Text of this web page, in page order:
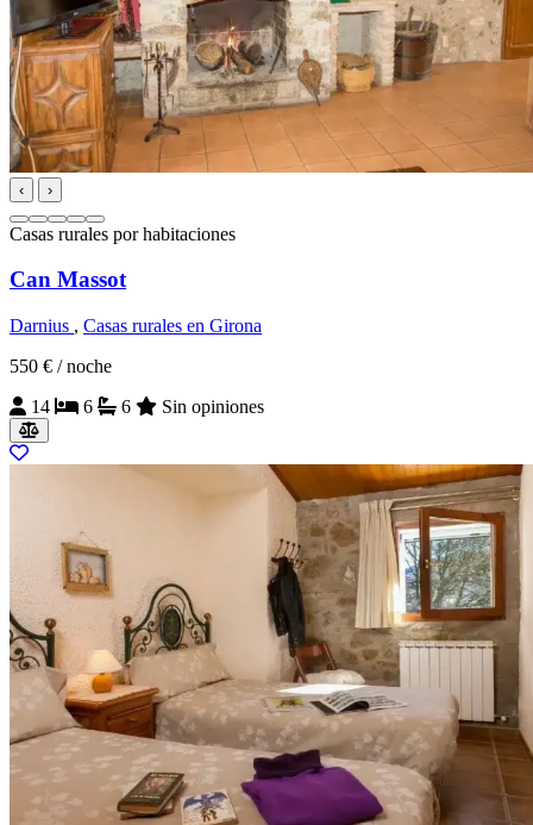
‹ ›
Casas rurales por habitaciones
Can Massot
Darnius , Casas rurales en Girona
550 € / noche
14
6 6 Sin opiniones